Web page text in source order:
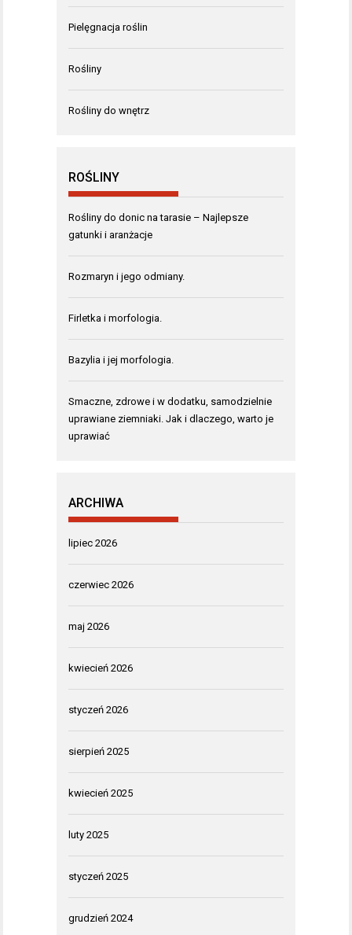
Pielęgnacja roślin
Rośliny
Rośliny do wnętrz
ROŚLINY
Rośliny do donic na tarasie – Najlepsze
gatunki i aranżacje
Rozmaryn i jego odmiany.
Firletka i morfologia.
Bazylia i jej morfologia.
Smaczne, zdrowe i w dodatku, samodzielnie
uprawiane ziemniaki. Jak i dlaczego, warto je
uprawiać
ARCHIWA
lipiec 2026
czerwiec 2026
maj 2026
kwiecień 2026
styczeń 2026
sierpień 2025
kwiecień 2025
luty 2025
styczeń 2025
grudzień 2024